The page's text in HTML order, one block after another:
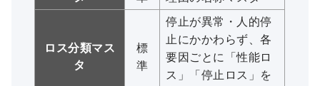
ロス分類マス
タ
標
準
停止が異常・人的停
止にかかわらず、各
要因ごとに「性能ロ
ス」「停止ロス」を